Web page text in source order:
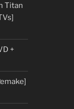
Titan
+